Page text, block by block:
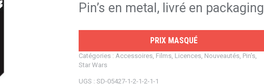
Pin’s en metal, livré en packaging
PRIX MASQUÉ
Catégories : Accessoires, Films, Licences, Nouveautés, Pin's,
Star Wars
UGS : SD-05427-1-2-1-2-1-1